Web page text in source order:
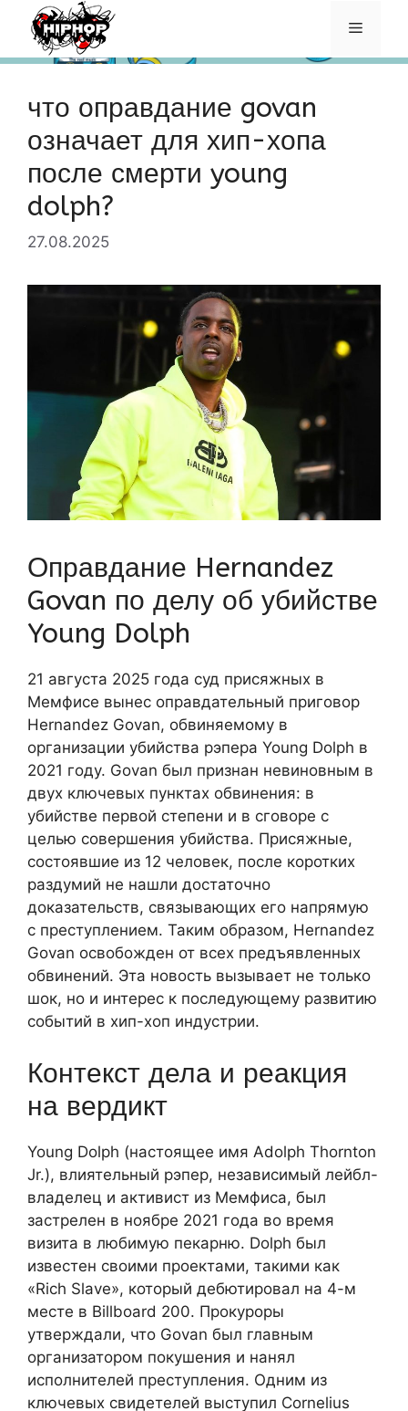
Перейти
содержимому
Меню
что оправдание govan
означает для хип-хопа
после смерти young
dolph?
27.08.2025
Оправдание Hernandez
Govan по делу об убийстве
Young Dolph
21 августа 2025 года суд присяжных в
Мемфисе вынес оправдательный приговор
Hernandez Govan, обвиняемому в
организации убийства рэпера Young Dolph в
2021 году. Govan был признан невиновным в
двух ключевых пунктах обвинения: в
убийстве первой степени и в сговоре с
целью совершения убийства. Присяжные,
состоявшие из 12 человек, после коротких
раздумий не нашли достаточно
доказательств, связывающих его напрямую
с преступлением. Таким образом, Hernandez
Govan освобожден от всех предъявленных
обвинений. Эта новость вызывает не только
шок, но и интерес к последующему развитию
событий в хип-хоп индустрии.
Контекст дела и реакция
на вердикт
Young Dolph (настоящее имя Adolph Thornton
Jr.), влиятельный рэпер, независимый лейбл-
владелец и активист из Мемфиса, был
застрелен в ноябре 2021 года во время
визита в любимую пекарню. Dolph был
известен своими проектами, такими как
«Rich Slave», который дебютировал на 4-м
месте в Billboard 200. Прокуроры
утверждали, что Govan был главным
организатором покушения и нанял
исполнителей преступления. Одним из
ключевых свидетелей выступил Cornelius